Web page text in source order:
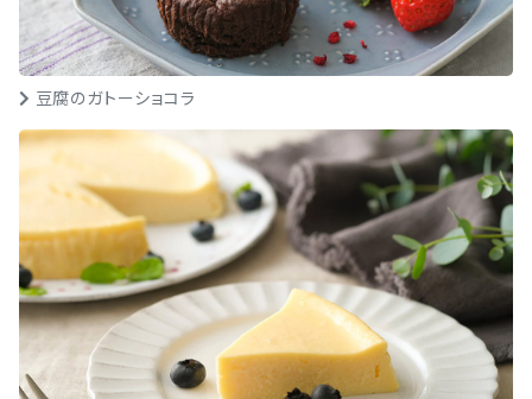
豆腐のガトーショコラ